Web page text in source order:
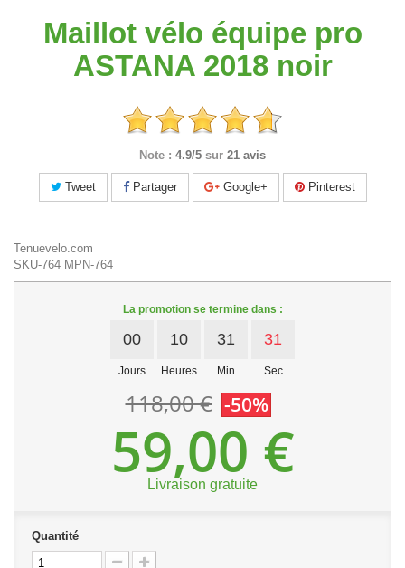
Maillot vélo équipe pro
ASTANA 2018 noir
Note : 4.9/5 sur 21 avis
Tweet Partager Google+ Pinterest
Tenuevelo.com
SKU-764 MPN-764
La promotion se termine dans :
00
Jours
10
Heures
31
Min
31
Sec
118,00 € -50%
59,00 €
Livraison gratuite
Quantité